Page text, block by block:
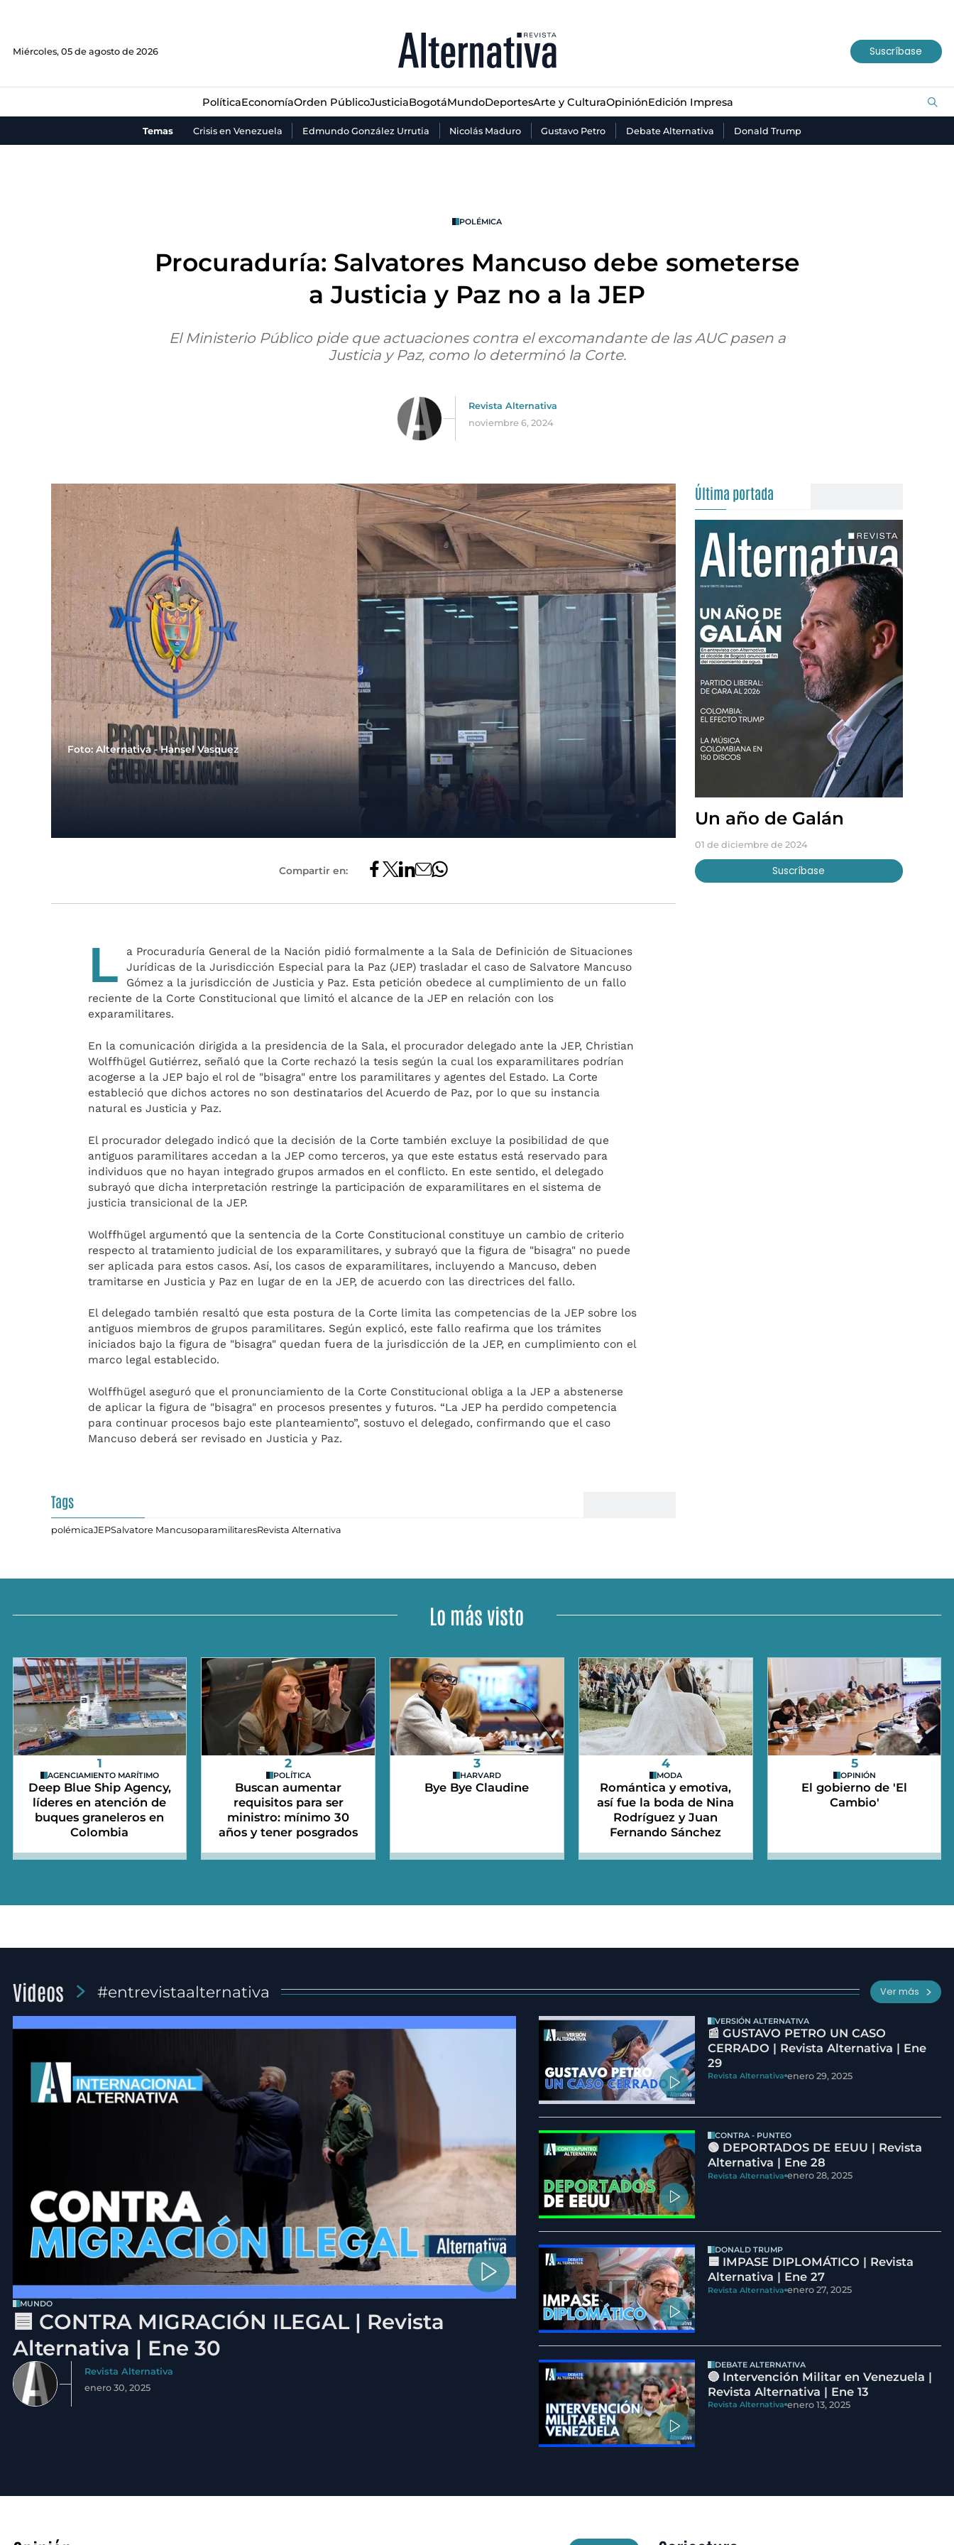
Miércoles, 05 de agosto de 2026 Suscríbase
PolíticaEconomíaOrden PúblicoJusticiaBogotáMundoDeportesArte y CulturaOpiniónEdición Impresa
Temas Crisis en Venezuela Edmundo González Urrutia Nicolás Maduro Gustavo Petro Debate Alternativa Donald Trump
JusticiaBogotáMundo Deportes Arte y Cultura
POLÉMICA
Procuraduría: Salvatores Mancuso debe someterse
a Justicia y Paz no a la JEP
El Ministerio Público pide que actuaciones contra el excomandante de las AUC pasen a
Justicia y Paz, como lo determinó la Corte.
Revista Alternativa
noviembre 6, 2024
Foto: Alternativa - Hansel Vasquez
Compartir en:
L
a Procuraduría General de la Nación pidió formalmente a la Sala de Definición de Situaciones
Jurídicas de la Jurisdicción Especial para la Paz (JEP) trasladar el caso de Salvatore Mancuso
Gómez a la jurisdicción de Justicia y Paz. Esta petición obedece al cumplimiento de un fallo
reciente de la Corte Constitucional que limitó el alcance de la JEP en relación con los
exparamilitares.
En la comunicación dirigida a la presidencia de la Sala, el procurador delegado ante la JEP, Christian
Wolffhügel Gutiérrez, señaló que la Corte rechazó la tesis según la cual los exparamilitares podrían
acogerse a la JEP bajo el rol de "bisagra" entre los paramilitares y agentes del Estado. La Corte
estableció que dichos actores no son destinatarios del Acuerdo de Paz, por lo que su instancia
natural es Justicia y Paz.
El procurador delegado indicó que la decisión de la Corte también excluye la posibilidad de que
antiguos paramilitares accedan a la JEP como terceros, ya que este estatus está reservado para
individuos que no hayan integrado grupos armados en el conflicto. En este sentido, el delegado
subrayó que dicha interpretación restringe la participación de exparamilitares en el sistema de
justicia transicional de la JEP.
Wolffhügel argumentó que la sentencia de la Corte Constitucional constituye un cambio de criterio
respecto al tratamiento judicial de los exparamilitares, y subrayó que la figura de "bisagra" no puede
ser aplicada para estos casos. Así, los casos de exparamilitares, incluyendo a Mancuso, deben
tramitarse en Justicia y Paz en lugar de en la JEP, de acuerdo con las directrices del fallo.
El delegado también resaltó que esta postura de la Corte limita las competencias de la JEP sobre los
antiguos miembros de grupos paramilitares. Según explicó, este fallo reafirma que los trámites
iniciados bajo la figura de "bisagra" quedan fuera de la jurisdicción de la JEP, en cumplimiento con el
marco legal establecido.
Wolffhügel aseguró que el pronunciamiento de la Corte Constitucional obliga a la JEP a abstenerse
de aplicar la figura de "bisagra" en procesos presentes y futuros. “La JEP ha perdido competencia
para continuar procesos bajo este planteamiento”, sostuvo el delegado, confirmando que el caso
Mancuso deberá ser revisado en Justicia y Paz.
Tags
polémicaJEPSalvatore MancusoparamilitaresRevista Alternativa
Última portada
Un año de Galán
01 de diciembre de 2024
Suscríbase
Lo más visto
1
AGENCIAMIENTO MARÍTIMO
Deep Blue Ship Agency,
líderes en atención de
buques graneleros en
Colombia
2
POLÍTICA
Buscan aumentar
requisitos para ser
ministro: mínimo 30
años y tener posgrados
3
HARVARD
Bye Bye Claudine
4
MODA
Romántica y emotiva,
así fue la boda de Nina
Rodríguez y Juan
Fernando Sánchez
5
OPINIÓN
El gobierno de 'El
Cambio'
Videos #entrevistaalternativa Ver más
MUNDO
🟦 CONTRA MIGRACIÓN ILEGAL | Revista
Alternativa | Ene 30
Revista Alternativa
enero 30, 2025
VERSIÓN ALTERNATIVA
📰 GUSTAVO PETRO UN CASO
CERRADO | Revista Alternativa | Ene
29
Revista Alternativa enero 29, 2025
CONTRA - PUNTEO
🟢 DEPORTADOS DE EEUU | Revista
Alternativa | Ene 28
Revista Alternativa enero 28, 2025
DONALD TRUMP
🟦 IMPASE DIPLOMÁTICO | Revista
Alternativa | Ene 27
Revista Alternativa enero 27, 2025
DEBATE ALTERNATIVA
🔵 Intervención Militar en Venezuela |
Revista Alternativa | Ene 13
Revista Alternativa enero 13, 2025